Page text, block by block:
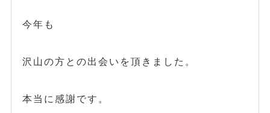
今年も
沢山の方との出会いを頂きました。
本当に感謝です。